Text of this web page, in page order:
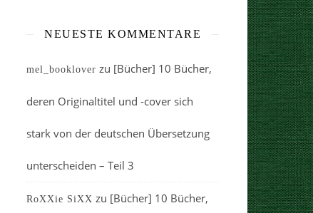
NEUESTE KOMMENTARE
mel_booklover zu [Bücher] 10 Bücher,
deren Originaltitel und -cover sich
stark von der deutschen Übersetzung
unterscheiden – Teil 3
RoXXie SiXX zu [Bücher] 10 Bücher,